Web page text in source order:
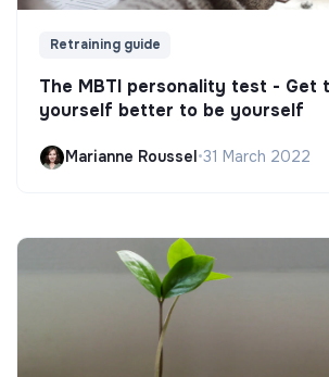
Retraining guide
The MBTI personality test - Get
yourself better to be yourself
Marianne Roussel•31 March 2022